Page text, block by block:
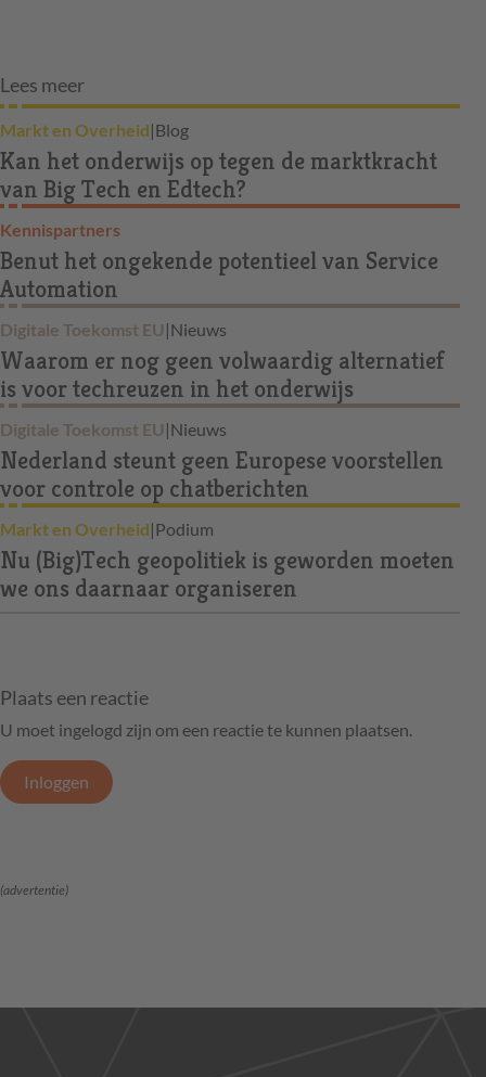
Lees meer
Markt en Overheid|Blog
Kan het onderwijs op tegen de marktkracht
van Big Tech en Edtech?
Kennispartners
Benut het ongekende potentieel van Service
Automation
Digitale Toekomst EU |Nieuws
Waarom er nog geen volwaardig alternatief
is voor techreuzen in het onderwijs
Digitale Toekomst EU |Nieuws
Nederland steunt geen Europese voorstellen
voor controle op chatberichten
Markt en Overheid|Podium
Nu (Big)Tech geopolitiek is geworden moeten
we ons daarnaar organiseren
Plaats een reactie
U moet ingelogd zijn om een reactie te kunnen plaatsen.
Inloggen
(advertentie)